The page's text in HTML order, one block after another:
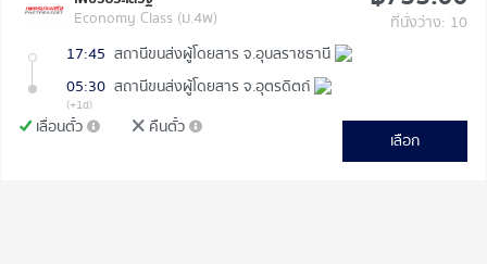
Economy Class (ม.4พ)
ที่นั่งว่าง: 10
17:45 สถานีขนส่งผู้โดยสาร จ.อุบลราชธานี
05:30 สถานีขนส่งผู้โดยสาร จ.อุตรดิตถ์
(+1d)
เลื่อนตั๋ว คืนตั๋ว
เลือก